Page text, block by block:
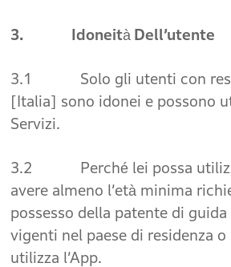
3. Idoneità Dell’utente
3.1 Solo gli utenti con
[Italia] sono idonei e possono
Servizi.
3.2 Perché lei possa
avere almeno l’età minima
possesso della patente di
vigenti nel paese di residenza o
utilizza l’App.